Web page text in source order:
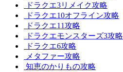
ドラクエ3リメイク攻略
ドラクエ10オフライン攻略
ドラクエ11攻略
ドラクエモンスターズ3攻略
ドラクエ6攻略
メタファー攻略
知恵のかりもの攻略